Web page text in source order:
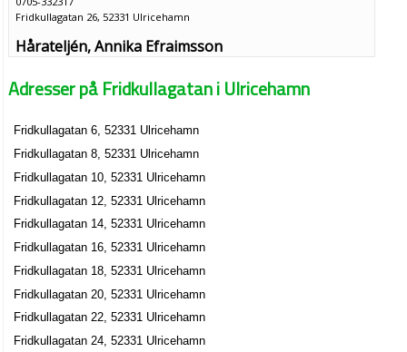
Fridkullagatan 26, 52331 Ulricehamn
Hårateljén, Annika Efraimsson
0321-14699
Adresser på Fridkullagatan i Ulricehamn
Fridkullagatan 6, 52331 Ulricehamn
Fridkullagatan 8, 52331 Ulricehamn
Fridkullagatan 10, 52331 Ulricehamn
Fridkullagatan 12, 52331 Ulricehamn
Fridkullagatan 14, 52331 Ulricehamn
Fridkullagatan 16, 52331 Ulricehamn
Fridkullagatan 18, 52331 Ulricehamn
Fridkullagatan 20, 52331 Ulricehamn
Fridkullagatan 22, 52331 Ulricehamn
Fridkullagatan 24, 52331 Ulricehamn